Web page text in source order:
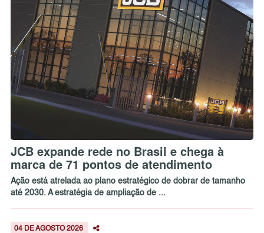
JCB expande rede no Brasil e chega à
marca de 71 pontos de atendimento
Ação está atrelada ao plano estratégico de dobrar de tamanho
até 2030. A estratégia de ampliação de ...
04 DE AGOSTO 2026